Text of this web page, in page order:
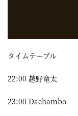
タイムテーブル
22:00 越野竜太
23:00 Dachambo